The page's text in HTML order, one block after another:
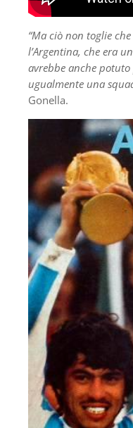
“Ma ciò non toglie
l’Argentina, che era
avrebbe anche
ugualmente una
Gonella.